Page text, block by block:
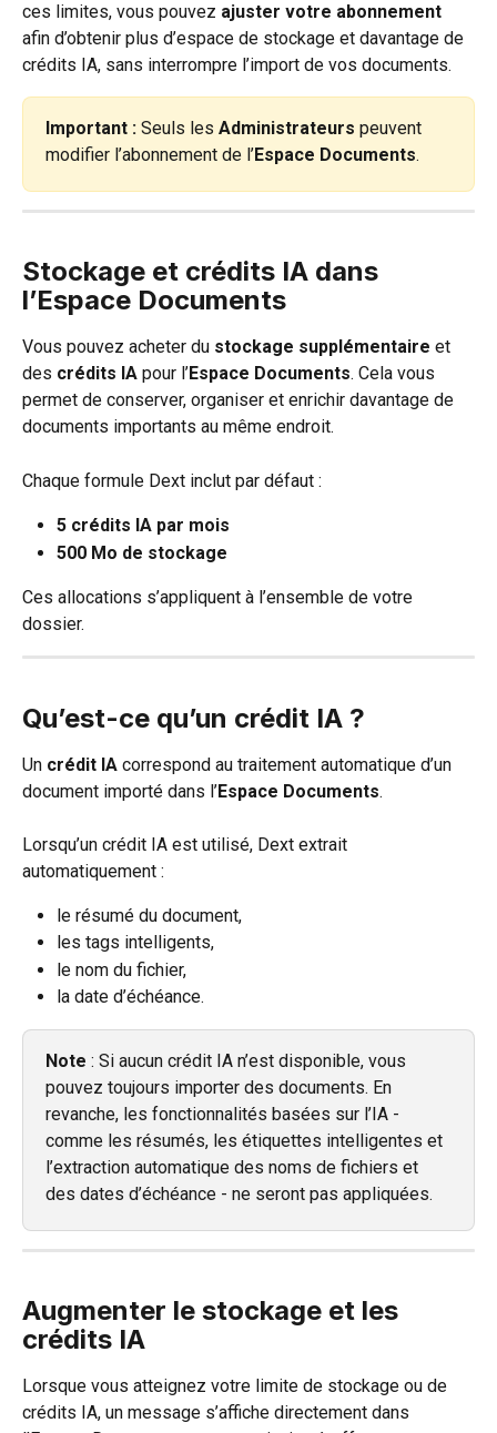
ces limites, vous pouvez ajuster votre abonnement
afin d’obtenir plus d’espace de stockage et davantage de
crédits IA, sans interrompre l’import de vos documents.
Important : Seuls les Administrateurs peuvent
modifier l’abonnement de l’Espace Documents.
Stockage et crédits IA dans
l’Espace Documents
Vous pouvez acheter du stockage supplémentaire et
des crédits IA pour l’Espace Documents. Cela vous
permet de conserver, organiser et enrichir davantage de
documents importants au même endroit.
Chaque formule Dext inclut par défaut :
5 crédits IA par mois
500 Mo de stockage
Ces allocations s’appliquent à l’ensemble de votre
dossier.
Qu’est-ce qu’un crédit IA ?
Un crédit IA correspond au traitement automatique d’un
document importé dans l’Espace Documents.
Lorsqu’un crédit IA est utilisé, Dext extrait
automatiquement :
le résumé du document,
les tags intelligents,
le nom du fichier,
la date d’échéance.
Note : Si aucun crédit IA n’est disponible, vous
pouvez toujours importer des documents. En
revanche, les fonctionnalités basées sur l’IA -
comme les résumés, les étiquettes intelligentes et
l’extraction automatique des noms de fichiers et
des dates d’échéance - ne seront pas appliquées.
Augmenter le stockage et les
crédits IA
Lorsque vous atteignez votre limite de stockage ou de
crédits IA, un message s’affiche directement dans